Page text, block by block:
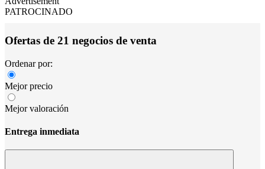
PATROCINADO
Ofertas de 21 negocios de venta
Ordenar por:
Mejor precio
Mejor valoración
Entrega inmediata